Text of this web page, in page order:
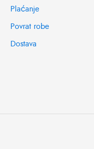
Plaćanje
Povrat robe
Dostava